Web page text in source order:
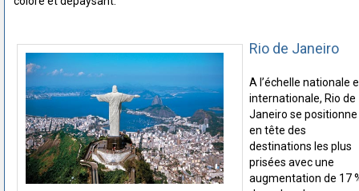
Rio de Janeiro
A l’échelle nationale
internationale, Rio de
Janeiro se positionne
en tête des
destinations les plus
prisées avec une
augmentation de 17